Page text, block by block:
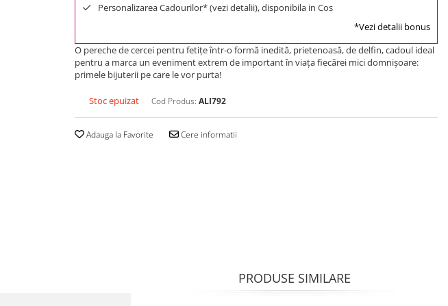
Personalizarea Cadourilor* (vezi detalii), disponibila in Cos
*Vezi detalii bonus
O pereche de cercei pentru fetițe într-o formă inedită, prietenoasă, de delfin, cadoul ideal
pentru a marca un eveniment extrem de important în viața fiecărei mici domnișoare:
primele bijuterii pe care le vor purta!
Stoc epuizat Cod Produs: ALI792
Adauga la Favorite Cere informatii
PRODUSE SIMILARE